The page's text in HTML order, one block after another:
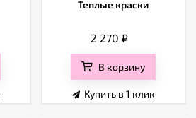
Теплые краски
2 270 ₽
В корзину
Купить в 1 клик